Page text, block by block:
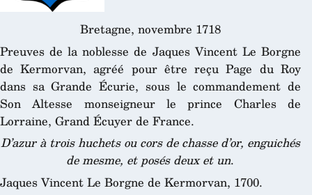
Bretagne, novembre 1718
Preuves de la noblesse de Jaques Vincent Le Borgne
de Kermorvan, agréé pour être reçu Page du Roy
dans sa Grande Écurie, sous le commandement de
Son Altesse monseigneur le prince Charles de
Lorraine, Grand Écuyer de France.
D’azur à trois huchets ou cors de chasse d’or, enguichés
de mesme, et posés deux et un.
Jaques Vincent Le Borgne de Kermorvan, 1700.